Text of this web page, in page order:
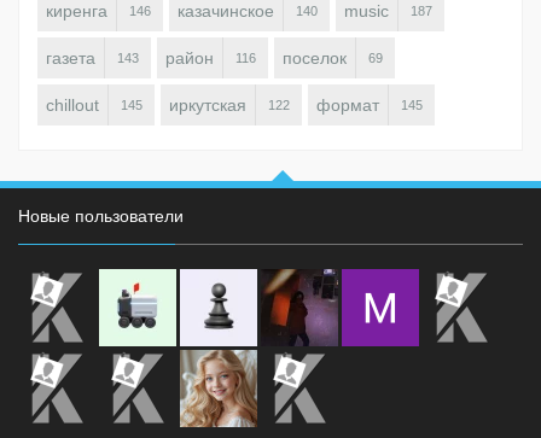
киренга 146 казачинское 140 music 187
газета 143 район 116 поселок 69
chillout 145 иркутская 122 формат 145
Новые пользователи